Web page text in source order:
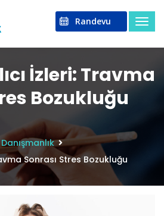
Randevu
İzleri: Travma
Bozukluğu
Sonrası Stres Bozukluğu